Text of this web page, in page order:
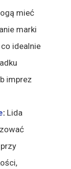
mieć
marki
idealnie
imprez
: Lida